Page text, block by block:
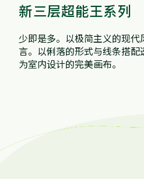
新三层超能王系列
少即是多。以极简主义的现
言。以俐落的形式与线条搭
为室内设计的完美画布。